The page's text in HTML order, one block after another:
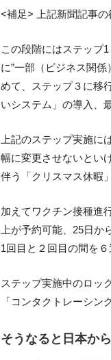
<補足> 上記新聞記事の
この段階にはステップ
に”一部（ビジネス関
めて、ステップ３に移
いシステム」の導入、
上記のステップ実施
幅に変更させないとい
伴う「クリスマス休暇
加えてワクチン接種進
上が予約可能、25日
1回目と２回目の間を
ステップ実施中のロッ
「コンタクトレーシ
そうなると日本か